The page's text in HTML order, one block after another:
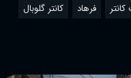
فرهاد کانتر گلوبال